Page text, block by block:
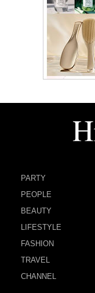
PARTY
PEOPLE
BEAUTY
LIFESTYLE
FASHION
TRAVEL
CHANNEL